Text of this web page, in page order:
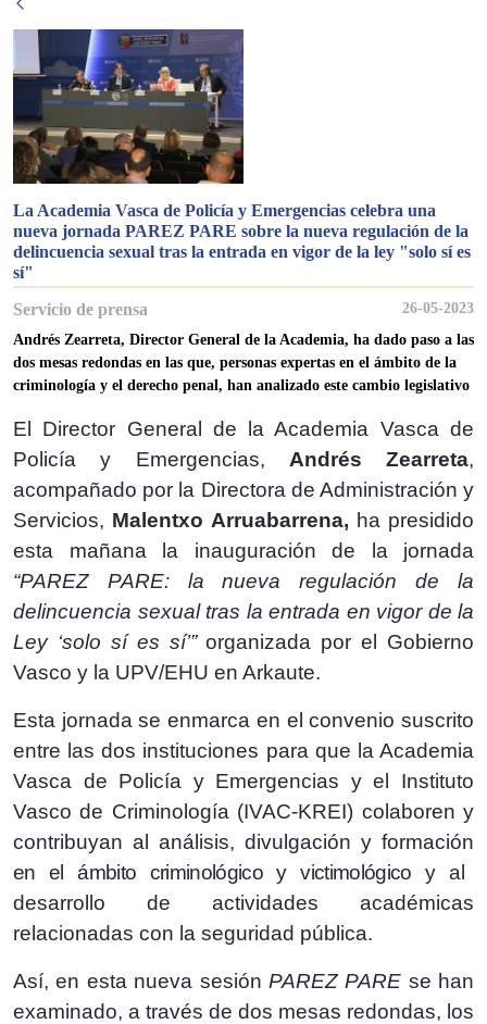
La Academia Vasca de Policía y Emergencias celebra una
nueva jornada PAREZ PARE sobre la nueva regulación de la
delincuencia sexual tras la entrada en vigor de la ley "solo sí es
sí"
Servicio de prensa
26-05-2023
Andrés Zearreta, Director General de la Academia, ha dado paso a las
dos mesas redondas en las que, personas expertas en el ámbito de la
criminología y el derecho penal, han analizado este cambio legislativo
El Director General de la Academia Vasca de
Policía y Emergencias, Andrés Zearreta,
acompañado por la Directora de Administración y
Servicios, Malentxo Arruabarrena, ha presidido
esta mañana la inauguración de la jornada
“PAREZ PARE: la nueva regulación de la
delincuencia sexual tras la entrada en vigor de la
Ley ‘solo sí es sí’”organizada por el Gobierno
Vasco y la UPV/EHU en Arkaute.
Esta jornada se enmarca en el convenio suscrito
entre las dos instituciones para que la Academia
Vasca de Policía y Emergencias y el Instituto
Vasco de Criminología (IVAC-KREI) colaboren y
contribuyan al análisis, divulgación y formación
en el ámbito criminológico y victimológico y al
desarrollo de actividades académicas
relacionadas con la seguridad pública.
Así, en esta nueva sesión PAREZ PARE se han
examinado, a través de dos mesas redondas, los